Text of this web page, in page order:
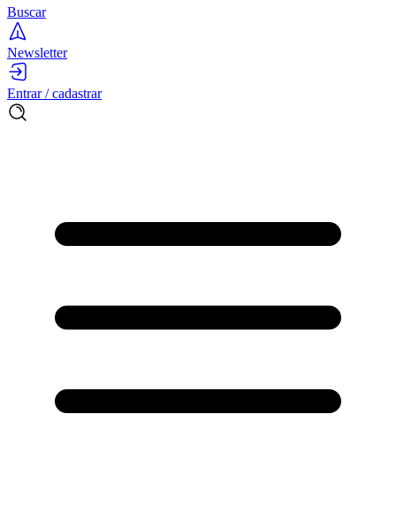
Buscar
Newsletter
Entrar / cadastrar